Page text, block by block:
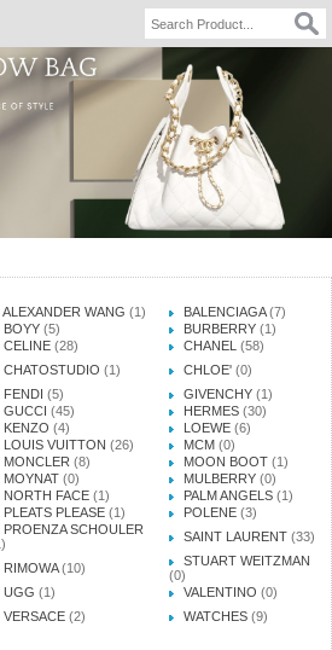
ALEXANDER WANG (1) BALENCIAGA(7)
BOYY (5) BURBERRY (1)
CELINE (28) CHANEL
(58)
CHATOSTUDIO (1) CHLOE' (0)
FENDI (5) GIVENCHY (1)
GUCCI (45) HERMES (30)
KENZO (4) LOEWE (6)
LOUIS VUITTON (26) MCM (0)
MONCLER (8) MOON BOOT (1)
MOYNAT (0) MULBERRY (0)
NORTH FACE (1) PALM ANGELS (1)
PLEATS PLEASE (1) POLENE (3)
PROENZA SCHOULER
SAINT LAURENT (33)
RIMOWA(10)
STUART WEITZMAN
(0)
UGG (1) VALENTINO (0)
VERSACE (2) WATCHES (9)